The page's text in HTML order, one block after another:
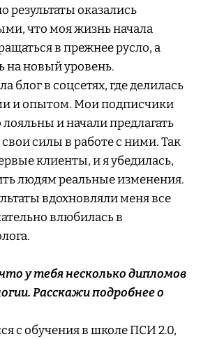
результаты оказались
что моя жизнь начала
в прежнее русло, а
на новый уровень.
блог в соцсетях, где делилась
и опытом. Мои подписчики
и начали предлагать
силы в работе с ними. Так
клиенты, и я убедилась,
людям реальные изменения.
вдохновляли меня все
влюбилась в
у тебя несколько дипломов
Расскажи подробнее о
с обучения в школе ПСИ 2.0,